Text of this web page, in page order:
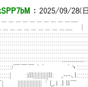
： 2025/09/28(
＿＿＿＿＿＿
＿＿＿＿＿
￣￣￣｀´ `
:ill||||||||||ll: ,-
「しi